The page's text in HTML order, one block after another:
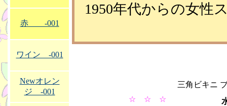
1950年代からの女性
三角ビキニ
☆ ☆ ☆
赤 -001
ワイン -001
Newオレン
ジ -001